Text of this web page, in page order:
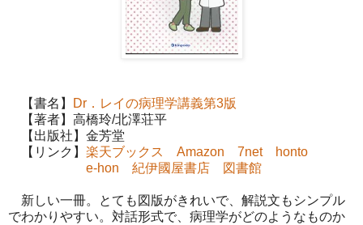
【書名】
Dr．レイの病理学講義第3版
【著者】高橋玲/北澤荘平
【出版社】金芳堂
【リンク】 楽天ブックス Amazon 7net
honto
e-hon
紀伊國屋書店 図書館
新しい一冊。とても図版がきれいで、解説文もシンプル
でわかりやすい。対話形式で、病理学がどのようなものか